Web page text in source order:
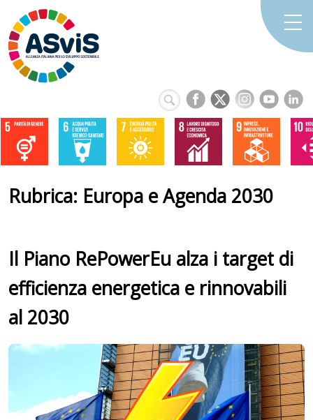
Rubrica: Europa e Agenda 2030
Il Piano RePowerEu alza i target di
efficienza energetica e rinnovabili
al 2030